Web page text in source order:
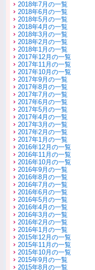
2018年7月の一覧
2018年6月の一覧
2018年5月の一覧
2018年4月の一覧
2018年3月の一覧
2018年2月の一覧
2018年1月の一覧
2017年12月の一覧
2017年11月の一覧
2017年10月の一覧
2017年9月の一覧
2017年8月の一覧
2017年7月の一覧
2017年6月の一覧
2017年5月の一覧
2017年4月の一覧
2017年3月の一覧
2017年2月の一覧
2017年1月の一覧
2016年12月の一覧
2016年11月の一覧
2016年10月の一覧
2016年9月の一覧
2016年8月の一覧
2016年7月の一覧
2016年6月の一覧
2016年5月の一覧
2016年4月の一覧
2016年3月の一覧
2016年2月の一覧
2016年1月の一覧
2015年12月の一覧
2015年11月の一覧
2015年10月の一覧
2015年9月の一覧
2015年8月の一覧